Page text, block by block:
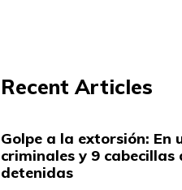
Recent Articles
Golpe a la extorsión: En
criminales y 9 cabecillas
detenidas